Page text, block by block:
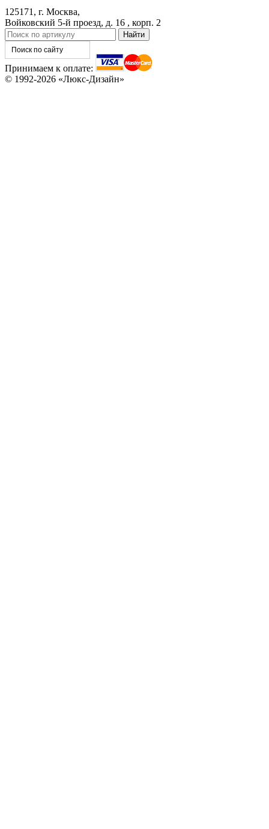
125171, г. Москва,
Войковский 5-й проезд, д. 16 , корп. 2
Принимаем к оплате:
© 1992-2026 «Люкс-Дизайн»